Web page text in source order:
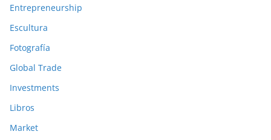
Entrepreneurship
Escultura
Fotografía
Global Trade
Investments
Libros
Market